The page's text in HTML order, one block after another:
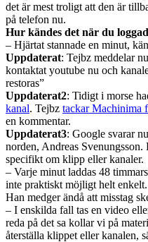
det är mest troligt att den är
på telefon nu.
Hur kändes det när du
– Hjärtat stannade en minut,
Uppdaterat: Tejbz meddelar
kontaktat youtube nu och
restoras”
Uppdaterat2: Tidigt i morse
kanal. Tejbz tackar Machinima
en kommentar.
Uppdaterat3: Google svarar
norden, Andreas
specifikt om klipp eller kanaler.
– Varje minut laddas 48
inte praktiskt möjligt helt enkelt.
Han medger ändå att misstag
– I enskilda fall tas en video
reda på det sa kollar vi på
återställa klippet eller kanalen,